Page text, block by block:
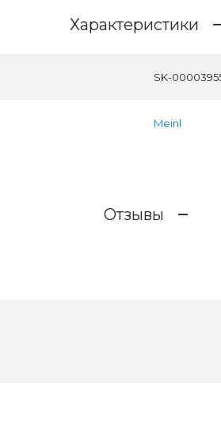
Характеристики
SK-
Meinl
Отзывы